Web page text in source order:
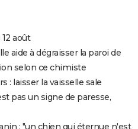
août
aide à dégraisser la paroi de
selon ce chimiste
: laisser la vaisselle sale
pas un signe de paresse,